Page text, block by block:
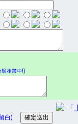
類相簿中!)
「
白)